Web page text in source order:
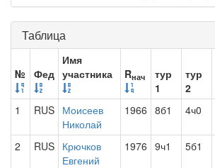
Таблица
№ Фед
Имя
участника
Rнач
тур
1
тур
2
1
RUS Моисеев
Николай
1966 8б1 4ч0
2 RUS Крючков
Евгений
1976 9ч1 5б1